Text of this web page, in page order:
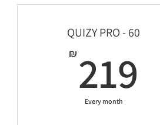
QUIZY PRO - 60
₪ 219
Every month